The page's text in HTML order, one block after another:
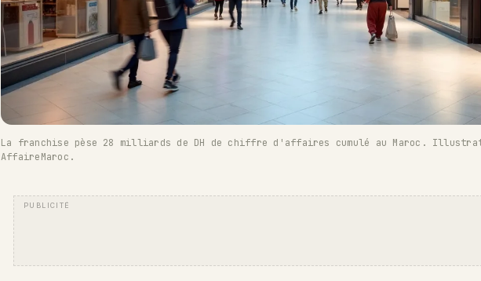
La franchise pèse 28 milliards de DH de chiffre d'affaires cumulé au Maroc.
AffaireMaroc.